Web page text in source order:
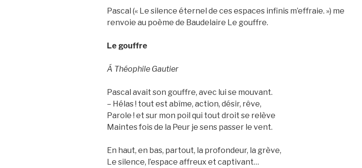
Pascal (« Le silence éternel de ces espaces infinis m’effraie. ») me
renvoie au poème de Baudelaire Le gouffre.
Le gouffre
Á Théophile Gautier
Pascal avait son gouffre, avec lui se mouvant.
– Hélas ! tout est abîme, action, désir, rêve,
Parole ! et sur mon poil qui tout droit se relève
Maintes fois de la Peur je sens passer le vent.
En haut, en bas, partout, la profondeur, la grève,
Le silence, l’espace affreux et captivant…